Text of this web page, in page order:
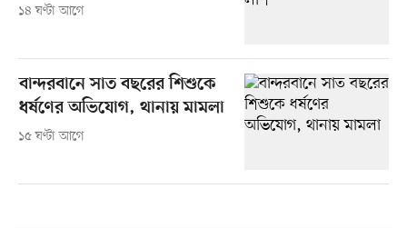
১৪ ঘণ্টা আগে
বান্দরবানে সাত বছরের শিশুকে
ধর্ষণের অভিযোগ, থানায় মামলা
১৫ ঘণ্টা আগে